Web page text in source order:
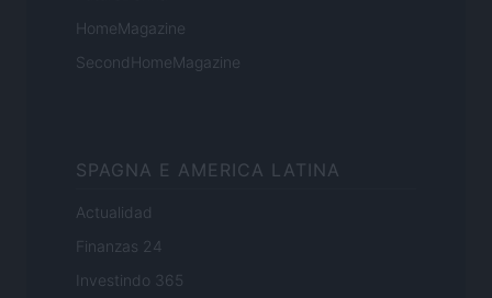
HomeMagazine
SecondHomeMagazine
SPAGNA E AMERICA LATINA
Actualidad
Finanzas 24
Investindo 365